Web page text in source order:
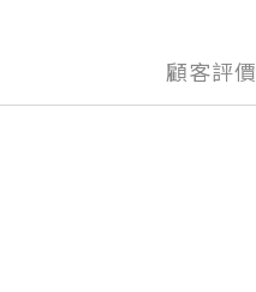
顧客評價